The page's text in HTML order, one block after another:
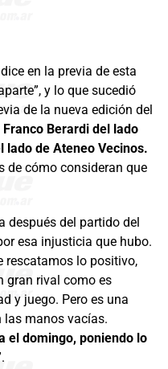
en la previa de esta
y lo que sucedió
de la nueva edición del
Franco Berardi del lado
lado de Ateneo Vecinos.
de cómo consideran que
después del partido del
esa injusticia que hubo.
rescatamos lo positivo,
gran rival como es
y juego. Pero es una
las manos vacías.
el domingo, poniendo lo